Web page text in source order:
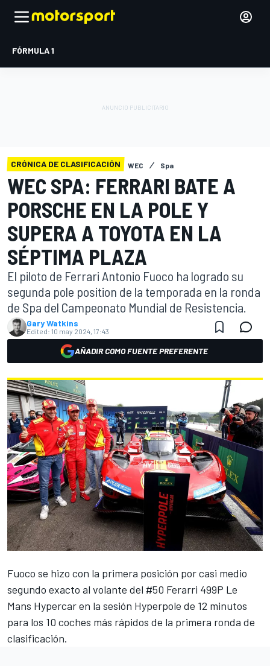
FÓRMULA 1
CRÓNICA DE CLASIFICACIÓN WEC Spa
WEC SPA: FERRARI BATE A
PORSCHE EN LA POLE Y
SUPERA A TOYOTA EN LA
SÉPTIMA PLAZA
El piloto de Ferrari Antonio Fuoco ha logrado su
segunda pole position de la temporada en la ronda
de Spa del Campeonato Mundial de Resistencia.
Gary Watkins
Edited: 10 may 2024, 17:43
AÑADIR COMO FUENTE PREFERENTE
Fuoco se hizo con la primera posición por casi medio
segundo exacto al volante del #50 Ferarri 499P Le
Mans Hypercar en la sesión Hyperpole de 12 minutos
para los 10 coches más rápidos de la primera ronda de
clasificación.